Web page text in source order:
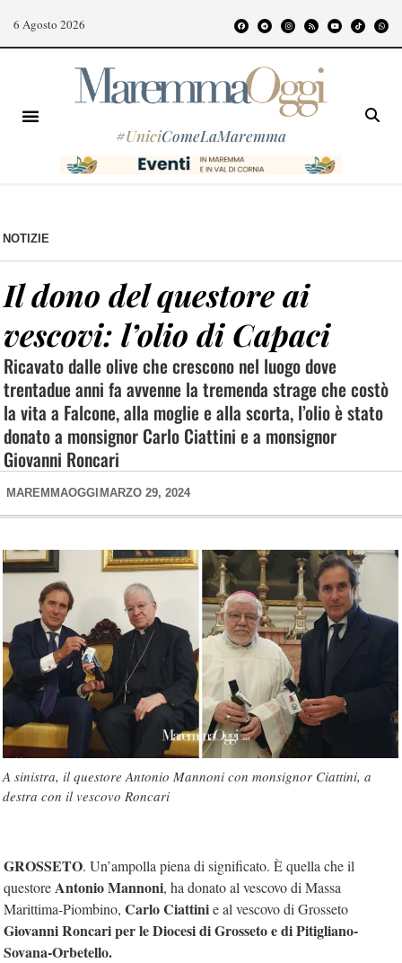
6 Agosto 2026
#UniciComeLaMaremma
NOTIZIE
Il dono del questore ai
vescovi: l’olio di Capaci
Ricavato dalle olive che crescono nel luogo dove
trentadue anni fa avvenne la tremenda strage che costò
la vita a Falcone, alla moglie e alla scorta, l’olio è stato
donato a monsignor Carlo Ciattini e a monsignor
Giovanni Roncari
MAREMMAOGGI MARZO 29, 2024
A sinistra, il questore Antonio Mannoni con monsignor Ciattini, a
destra con il vescovo Roncari
GROSSETO. Un’ampolla piena di significato. È quella che il
questoreAntonio Mannoni, ha donato al vescovo di Massa
Marittima-Piombino, Carlo Ciattinie al vescovo di Grosseto
Giovanni Roncari per le Diocesi di Grosseto e di Pitigliano-
Sovana-Orbetello.